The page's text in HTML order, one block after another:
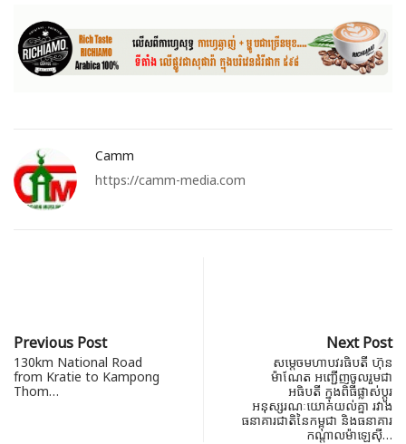
Camm
https://camm-media.com
Previous Post
130km National Road
from Kratie to Kampong
Thom…
Next Post
សម្តេចមហាបវរធិបតី ហ៊ុន
ម៉ាណែត អញ្ជើញចូលរួមជា
អធិបតី ក្នុងពិធីផ្លាស់ប្តូរ
អនុស្សរណៈយោគយល់គ្នា រវាង
ធនាគារជាតិនៃកម្ពុជា និងធនាគារ
កណ្តាលម៉ាឡេស៊ី…